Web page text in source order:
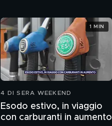
4 DI SERA WEEKEND
Esodo estivo, in viaggio
con carburanti in aumento
1 MIN